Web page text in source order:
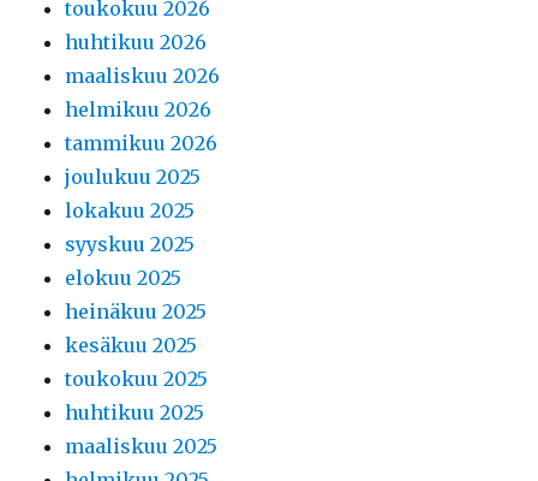
toukokuu 2026
huhtikuu 2026
maaliskuu 2026
helmikuu 2026
tammikuu 2026
joulukuu 2025
lokakuu 2025
syyskuu 2025
elokuu 2025
heinäkuu 2025
kesäkuu 2025
toukokuu 2025
huhtikuu 2025
maaliskuu 2025